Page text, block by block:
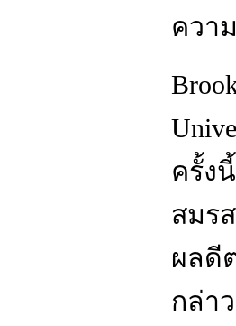
ควา
ครั้ง
สมร
ผลดี
กล่า